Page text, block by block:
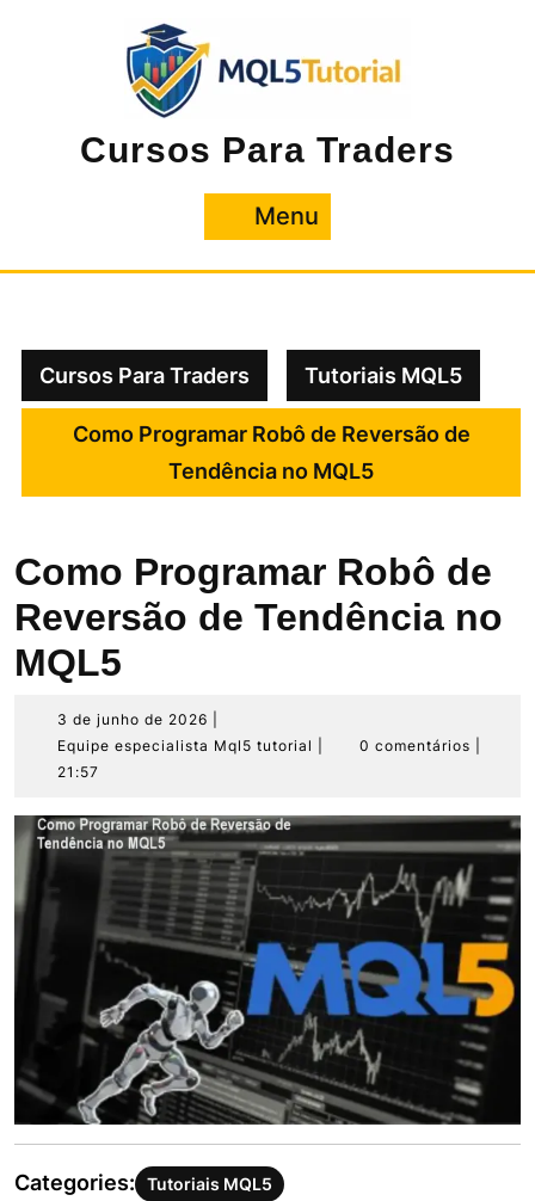
Cursos Para Traders
Menu
Cursos Para Traders Tutoriais MQL5
Como Programar Robô de Reversão de
Tendência no MQL5
Como Programar Robô de
Reversão de Tendência no
MQL5
3 de junho de 2026
de
2026
Equipe especialista Mql5 tutorial
Equipe
tutorial
0 comentários
21:57
Categories: Tutoriais MQL5